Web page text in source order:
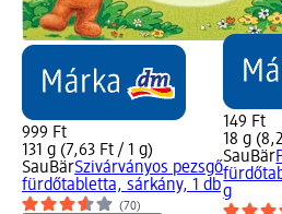
999 Ft
131 g (7,63 Ft / 1 g)
SauBärSzivárványos pezsgő
fürdőtabletta, sárkány, 1 db
(70)
149 Ft
18 g
SauBär
g